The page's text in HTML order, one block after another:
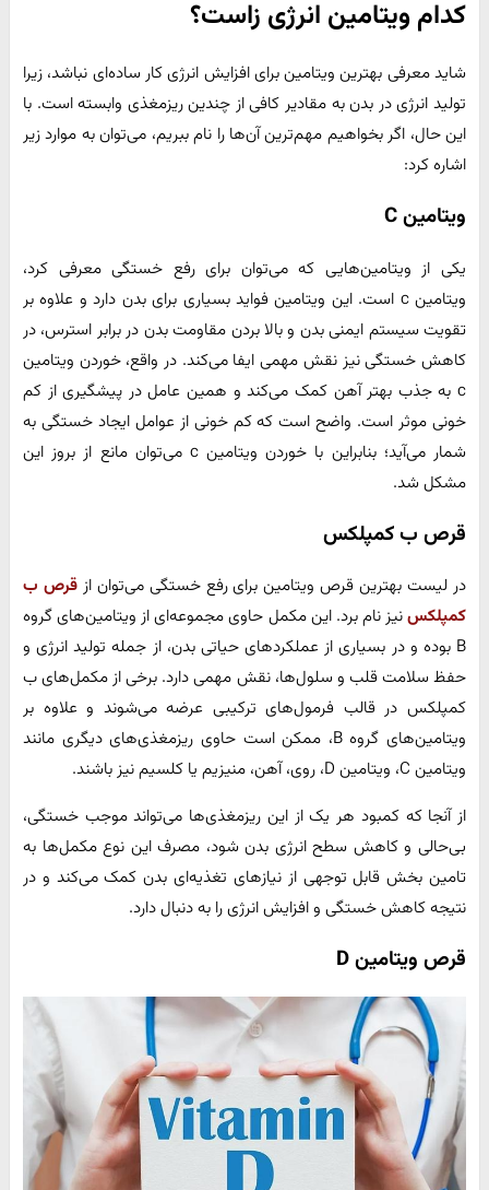
کدام ویتامین انرژی زاست؟
شاید معرفی بهترین ویتامین برای افزایش انرژی کار ساده‌ای نباشد، زیرا
تولید انرژی در بدن به مقادیر کافی از چندین ریزمغذی وابسته است. با
این حال، اگر بخواهیم مهم‌ترین آن‌ها را نام ببریم، می‌توان به موارد زیر
اشاره کرد:
ویتامین C
یکی از ویتامین‌هایی که می‌توان برای رفع خستگی معرفی کرد،
ویتامین c است. این ویتامین فواید بسیاری برای بدن دارد و علاوه بر
تقویت سیستم ایمنی بدن و بالا بردن مقاومت بدن در برابر استرس، در
کاهش خستگی نیز نقش مهمی ایفا می‌‌کند. در واقع، خوردن ویتامین
c به جذب بهتر آهن کمک می‌کند و همین عامل در پیشگیری از کم
خونی موثر است. واضح است که کم خونی از عوامل ایجاد خستگی به
شمار می‌آید؛ بنابراین با خوردن ویتامین c می‌توان مانع از بروز این
مشکل شد.
قرص ب کمپلکس
در لیست بهترین قرص ویتامین برای رفع خستگی می‌توان ازقرص ب
کمپلکسنیز نام برد. این مکمل حاوی مجموعه‌ای از ویتامین‌های گروه
B بوده و در بسیاری از عملکردهای حیاتی بدن، از جمله تولید انرژی و
حفظ سلامت قلب و سلول‌ها، نقش مهمی دارد. برخی از مکمل‌های ب
کمپلکس در قالب فرمول‌های ترکیبی عرضه می‌شوند و علاوه بر
ویتامین‌های گروه B، ممکن است حاوی ریزمغذی‌های دیگری مانند
ویتامین C، ویتامین D، روی، آهن، منیزیم یا کلسیم نیز باشند.
از آنجا که کمبود هر یک از این ریزمغذی‌ها می‌تواند موجب خستگی،
بی‌حالی و کاهش سطح انرژی بدن شود، مصرف این نوع مکمل‌ها به
تامین بخش قابل توجهی از نیازهای تغذیه‌ای بدن کمک می‌کند و در
نتیجه کاهش خستگی و افزایش انرژی را به دنبال دارد.
قرص ویتامین D